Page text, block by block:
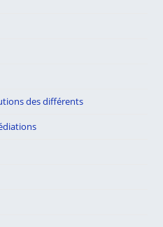
des différents